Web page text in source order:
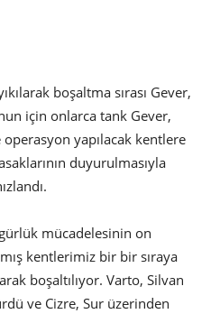
boşaltma sırası Gever,
için onlarca tank Gever,
yapılacak kentlere
duyurulmasıyla
mücadelesinin on
kentlerimiz bir bir sıraya
boşaltılıyor. Varto, Silvan
ve Cizre, Sur üzerinden